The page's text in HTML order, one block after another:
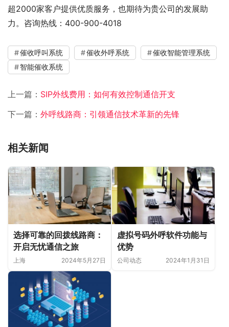
超2000家客户提供优质服务，也期待为贵公司的发展助
力。咨询热线：400-900-4018
催收呼叫系统 催收外呼系统
催收智能管理系统
智能催收系统
上一篇： SIP外线费用：如何有效控制通信开支
下一篇： 外呼线路商：引领通信技术革新的先锋
相关新闻
选择可靠的回拨线路商：
开启无忧通信之旅
上海 2024年5月27日
虚拟号码外呼软件功能与
优势
公司动态 2024年1月31日